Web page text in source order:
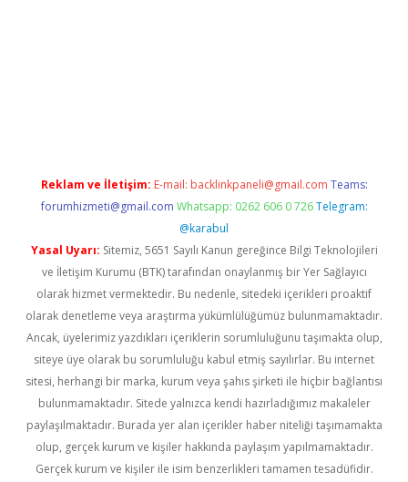
Reklam ve İletişim: E-mail: backlinkpaneli@gmail.com Teams:
forumhizmeti@gmail.com Whatsapp: 0262 606 0 726 Telegram:
@karabul
Yasal Uyarı: Sitemiz, 5651 Sayılı Kanun gereğince Bilgi Teknolojileri
ve İletişim Kurumu (BTK) tarafından onaylanmış bir Yer Sağlayıcı
olarak hizmet vermektedir. Bu nedenle, sitedeki içerikleri proaktif
olarak denetleme veya araştırma yükümlülüğümüz bulunmamaktadır.
Ancak, üyelerimiz yazdıkları içeriklerin sorumluluğunu taşımakta olup,
siteye üye olarak bu sorumluluğu kabul etmiş sayılırlar. Bu internet
sitesi, herhangi bir marka, kurum veya şahıs şirketi ile hiçbir bağlantısı
bulunmamaktadır. Sitede yalnızca kendi hazırladığımız makaleler
paylaşılmaktadır. Burada yer alan içerikler haber niteliği taşımamakta
olup, gerçek kurum ve kişiler hakkında paylaşım yapılmamaktadır.
Gerçek kurum ve kişiler ile isim benzerlikleri tamamen tesadüfidir.